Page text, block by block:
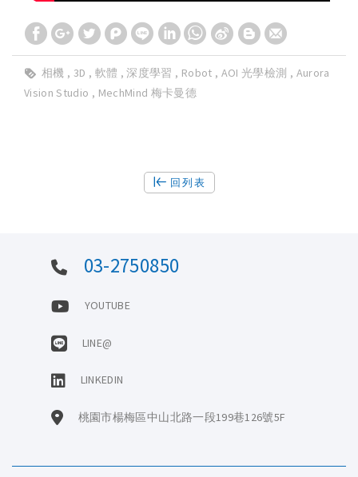
相機 3D 軟體 深度學習 Robot AOI 光學檢測
Aurora
Vision Studio
MechMind 梅卡曼德
回列表
03-2750850
YOUTUBE
LINE@
LINKEDIN
桃園市楊梅區中山北路一段199巷126號5F